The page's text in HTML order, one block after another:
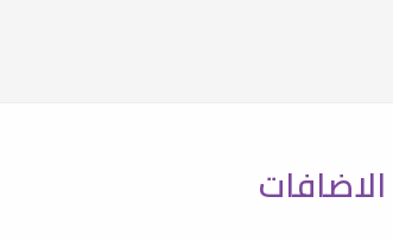
الاضافات